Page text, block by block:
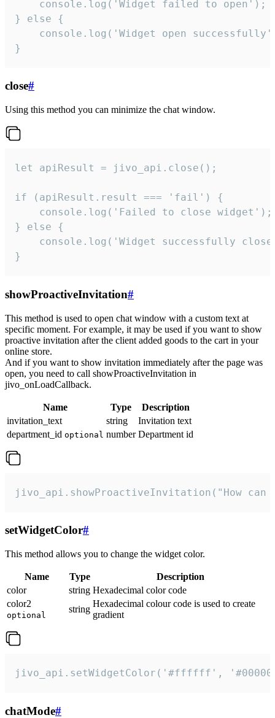
    console.log('Widget failed to open');
} else {
console.log('Widget open
}
close#
Using this method you can minimize the chat window.
let apiResult = jivo_api.close();
if (apiResult.result === 'fail') {
    console.log('Failed to close widget');
} else {
console.log('Widget successfully
}
showProactiveInvitation#
This method is used to open chat window with a custom text at
specific moment. For example, it may be used if you want to show
proactive invitation after the client added goods to the cart in your
online store.
And if you want to show invitation immediately after the page was
open, you need to call showProactiveInvitation in
jivo_onLoadCallback.
Name Type
Description
invitation_text
string
Invitation text
department_id optional number Department id
jivo_api.showProactiveInvitation("How
setWidgetColor#
This method allows you to change the widget color.
Name Type
Description
color
string Hexadecimal color code
color2
optional
string
Hexadecimal colour code is used to create
gradient
jivo_api.setWidgetColor('#ffffff',
chatMode#